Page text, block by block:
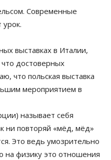
Современные
выставках в Италии,
достоверных
что польская выставка
мероприятием в
называет себя
ни повторяй «мёд, мёд»
Это ведь умозрительно
на физику это отношения